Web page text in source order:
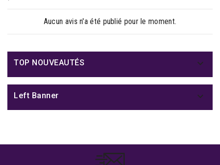
Aucun avis n'a été publié pour le moment.
TOP NOUVEAUTÉS 
Left Banner 